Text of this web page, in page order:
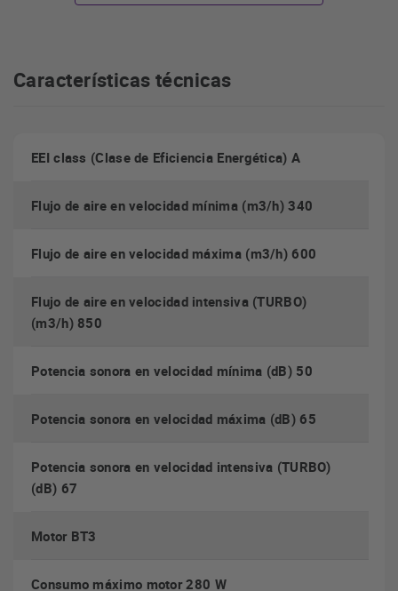
fácil instalación
Diseño elegante
Campana de techo integrable ISLA FENIX 1000 X de clase A,
para tu cocina.
Control perfecto
temporizador para una desconexión automática, indicador
medianteLEDsque podrás regular su intensidad.
Máxima potencia y menos ruido
BT3 con 280W
Características técnicas
EEI class (Clase de Eficiencia Energética) A
Flujo de aire en velocidad mínima (m3/h) 340
Flujo de aire en velocidad máxima (m3/h) 600
Flujo de aire en velocidad intensiva (TURBO)
(m3/h) 850
Potencia sonora en velocidad mínima (dB) 50
Potencia sonora en velocidad máxima (dB) 65
Potencia sonora en velocidad intensiva (TURBO)
(dB) 67
Motor BT3
Consumo máximo motor 280 W